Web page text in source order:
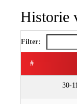
Historie
Filter:
#
30-